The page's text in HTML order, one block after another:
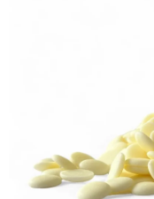
ZDRAVÉ PEČENÍ